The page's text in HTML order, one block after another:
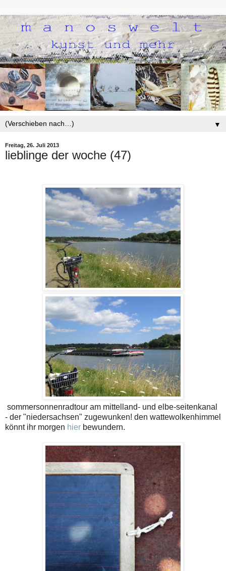
▼
Freitag, 26. Juli 2013
lieblinge der woche (47)
sommersonnenradtour am mittelland- und elbe-seitenkanal
- der "niedersachsen" zugewunken! den wattewolkenhimmel
könnt ihr morgen hier bewundern.